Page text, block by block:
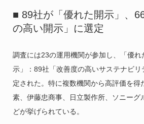
■ 89社が「優れた開示」、
の高い開示」に選定
調査には23の運用機関が参加し、「優れ
示」：89社「改善度の高いサステナビ
定された。特に複数機関から高評価を得
素、伊藤忠商事、日立製作所、ソニーグ
どが挙げられている。